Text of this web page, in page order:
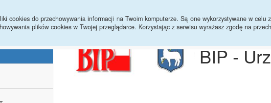
cookies do przechowywania informacji na Twoim komputerze. Są one wykorzystywane w
plików cookies w Twojej przeglądarce. Korzystając z serwisu wyrażasz zgodę na
BIP -